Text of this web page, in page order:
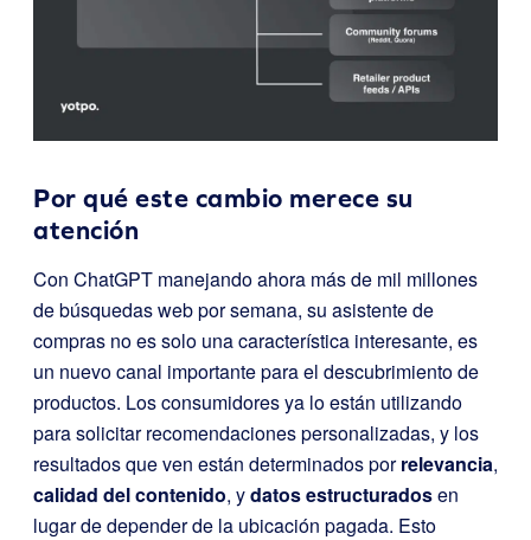
Por qué este cambio merece su
atención
Con ChatGPT manejando ahora más de mil millones
de búsquedas web por semana, su asistente de
compras no es solo una característica interesante, es
un nuevo canal importante para el descubrimiento de
productos. Los consumidores ya lo están utilizando
para solicitar recomendaciones personalizadas, y los
resultados que ven están determinados porrelevancia,
calidad del contenido, ydatos estructuradosen
lugar de depender de la ubicación pagada. Esto